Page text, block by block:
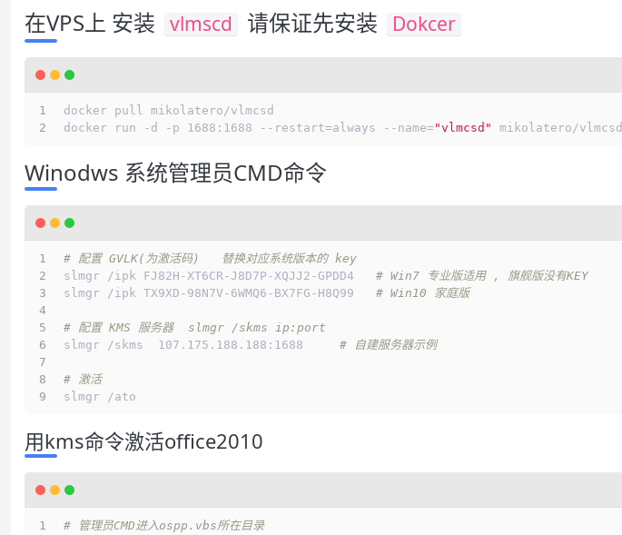
在VPS上 安装
vlmscd 请保证先安装 Dokcer
docker pull mikolatero/vlmcsd
docker run -d -p 1688:1688 --restart=always --name= "vlmcsd" mikolatero/vlmcsd
Winodws 系统管理员CMD命令
# 配置 GVLK(为激活码)   替换对应系统版本的 key
slmgr /ipk FJ82H-XT6CR-J8D7P-XQJJ2-GPDD4 # Win7 专业版适用 , 旗舰版没有KEY
slmgr /ipk TX9XD-98N7V-6WMQ6-BX7FG-H8Q99 # Win10 家庭版
# 配置 KMS 服务器  slmgr /skms ip:port
slmgr /skms  107.175.188.188:1688 # 自建服务器示例
# 激活
slmgr /ato
用kms命令激活office2010
# 管理员CMD进入ospp.vbs所在目录